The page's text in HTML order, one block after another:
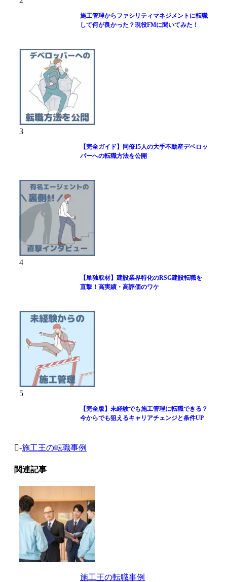
施工管理からファシリティマネジメントに転職
して何が良かった？現役FMに聞いてみた！
3
【完全ガイド】同僚15人の大手不動産デベロッ
パーへの転職方法を公開
4
【単独取材】建設業界特化のRSG建設転職を
直撃！高実績・高評価のワケ
5
【完全版】未経験でも施工管理に転職できる？
今からでも狙えるキャリアチェンジと条件UP
-施工王の転職事例
関連記事
施工王の転職事例